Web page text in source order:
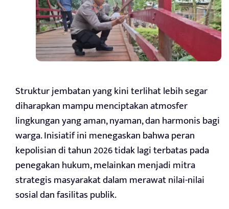
Struktur jembatan yang kini terlihat lebih segar
diharapkan mampu menciptakan atmosfer
lingkungan yang aman, nyaman, dan harmonis bagi
warga. Inisiatif ini menegaskan bahwa peran
kepolisian di tahun 2026 tidak lagi terbatas pada
penegakan hukum, melainkan menjadi mitra
strategis masyarakat dalam merawat nilai-nilai
sosial dan fasilitas publik.